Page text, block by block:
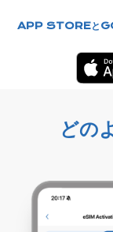
APP STOREと
どの